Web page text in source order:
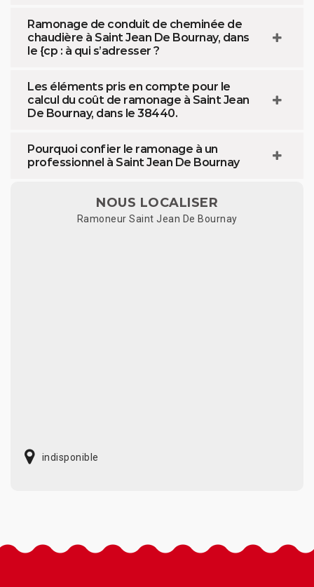
Ramonage de conduit de cheminée de
chaudière à Saint Jean De Bournay, dans
le {cp : à qui s’adresser ?
Les éléments pris en compte pour le
calcul du coût de ramonage à Saint Jean
De Bournay, dans le 38440.
Pourquoi confier le ramonage à un
professionnel à Saint Jean De Bournay
NOUS LOCALISER
Ramoneur Saint Jean De Bournay
indisponible